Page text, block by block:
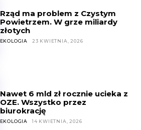
Rząd ma problem z Czystym
Powietrzem. W grze miliardy
złotych
EKOLOGIA 23 KWIETNIA, 2026
Nawet 6 mld zł rocznie ucieka z
OZE. Wszystko przez
biurokrację
EKOLOGIA 14 KWIETNIA, 2026